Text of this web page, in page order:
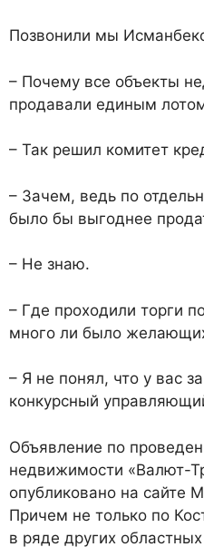
Позвонили мы
– Почему все объекты
продавали единым
– Так решил комитет
– Зачем, ведь по
было бы выгоднее
– Не знаю.
– Где проходили торги
много ли было
– Я не понял, что у вас
конкурсный
Объявление по
недвижимости «Валют-
опубликовано на сайте
Причем не только по
в ряде других